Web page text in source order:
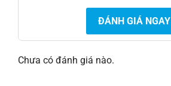
ĐÁNH GIÁ NGAY
Chưa có đánh giá nào.